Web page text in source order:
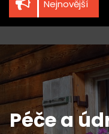
Nejnovější
Dřevo jako
Péče a